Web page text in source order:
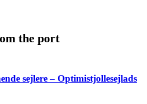
the port
sejlere – Optimistjollesejlads